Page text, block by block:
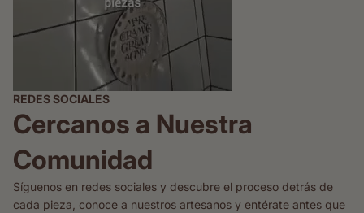
REDES SOCIALES
Cercanos a Nuestra
Comunidad
Síguenos en redes sociales y descubre el proceso detrás de
cada pieza, conoce a nuestros artesanos y entérate antes que